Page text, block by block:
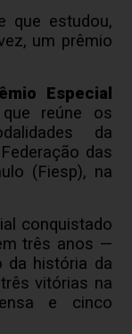
que estudou,
um prêmio
Especial
reúne os
da
das
(Fiesp), na
conquistado
três anos —
da história da
vitórias na
e cinco